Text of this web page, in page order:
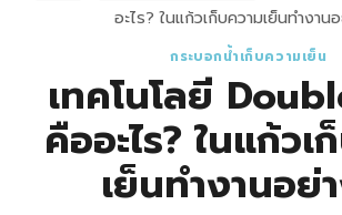
อะไร? ในแก้วเก็บความเย็นทำงาน
กระบอกน้ำเก็บความเย็น
เทคโนโลยี
คืออะไร? ในแก้วเ
เย็นทำงานอย่